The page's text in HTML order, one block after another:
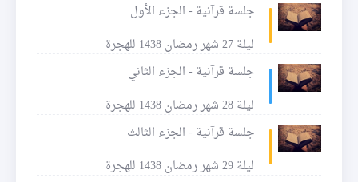
جلسة قرآنية - الجزء الأول
ليلة 27 شهر رمضان 1438 للهجرة
جلسة قرآنية - الجزء الثاني
ليلة 28 شهر رمضان 1438 للهجرة
جلسة قرآنية - الجزء الثالث
ليلة 29 شهر رمضان 1438 للهجرة